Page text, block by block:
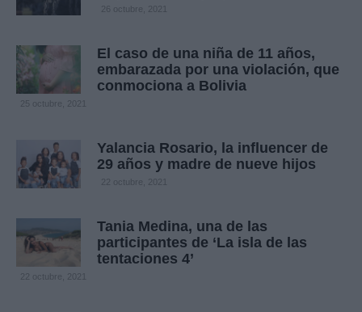
26 octubre, 2021
El caso de una niña de 11 años,
embarazada por una violación, que
conmociona a Bolivia
25 octubre, 2021
Yalancia Rosario, la influencer de
29 años y madre de nueve hijos
22 octubre, 2021
Tania Medina, una de las
participantes de ‘La isla de las
tentaciones 4’
22 octubre, 2021